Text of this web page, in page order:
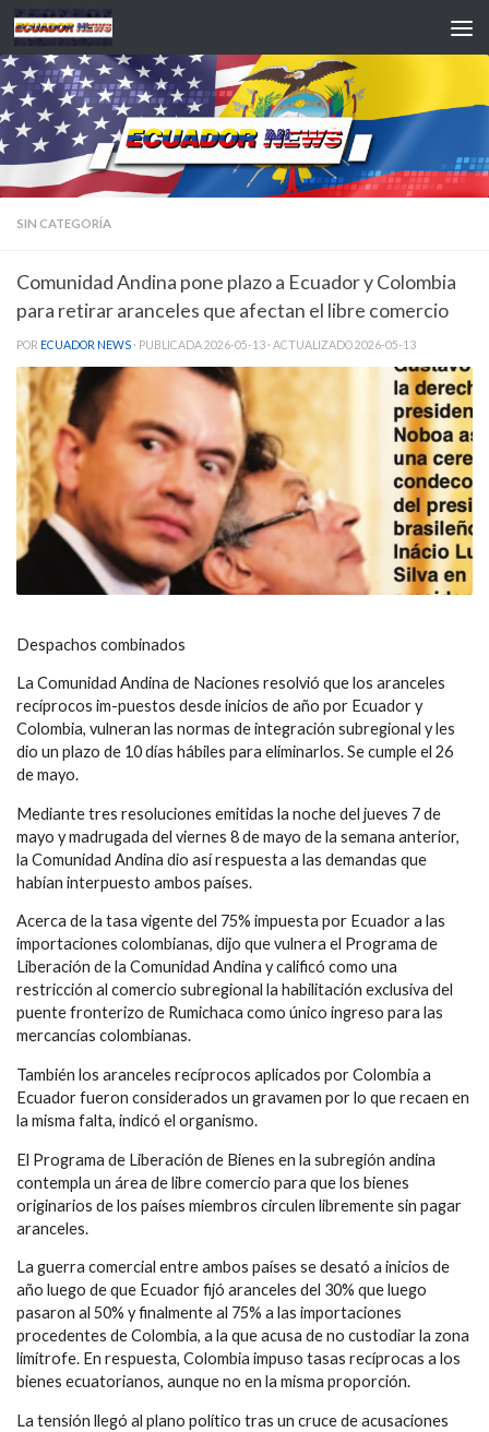
Saltar al contenido
SIN CATEGORÍA
Comunidad Andina pone plazo a Ecuador y Colombia
para retirar aranceles que afectan el libre comercio
POR ECUADOR NEWS · PUBLICADA2026-05-13 · ACTUALIZADO2026-05-13
Despachos combinados
La Comunidad Andina de Naciones resolvió que los aranceles
recíprocos im-puestos desde inicios de año por Ecuador y
Colombia, vulneran las normas de integración subregional y les
dio un plazo de 10 días hábiles para eliminarlos. Se cumple el 26
de mayo.
Mediante tres resoluciones emitidas la noche del jueves 7 de
mayo y madrugada del viernes 8 de mayo de la semana anterior,
la Comunidad Andina dio así respuesta a las demandas que
habían interpuesto ambos países.
Acerca de la tasa vigente del 75% impuesta por Ecuador a las
importaciones colombianas, dijo que vulnera el Programa de
Liberación de la Comunidad Andina y calificó como una
restricción al comercio subregional la habilitación exclusiva del
puente fronterizo de Rumichaca como único ingreso para las
mercancías colombianas.
También los aranceles recíprocos aplicados por Colombia a
Ecuador fueron considerados un gravamen por lo que recaen en
la misma falta, indicó el organismo.
El Programa de Liberación de Bienes en la subregión andina
contempla un área de libre comercio para que los bienes
originarios de los países miembros circulen libremente sin pagar
aranceles.
La guerra comercial entre ambos países se desató a inicios de
año luego de que Ecuador fijó aranceles del 30% que luego
pasaron al 50% y finalmente al 75% a las importaciones
procedentes de Colombia, a la que acusa de no custodiar la zona
limítrofe. En respuesta, Colombia impuso tasas recíprocas a los
bienes ecuatorianos, aunque no en la misma proporción.
La tensión llegó al plano político tras un cruce de acusaciones